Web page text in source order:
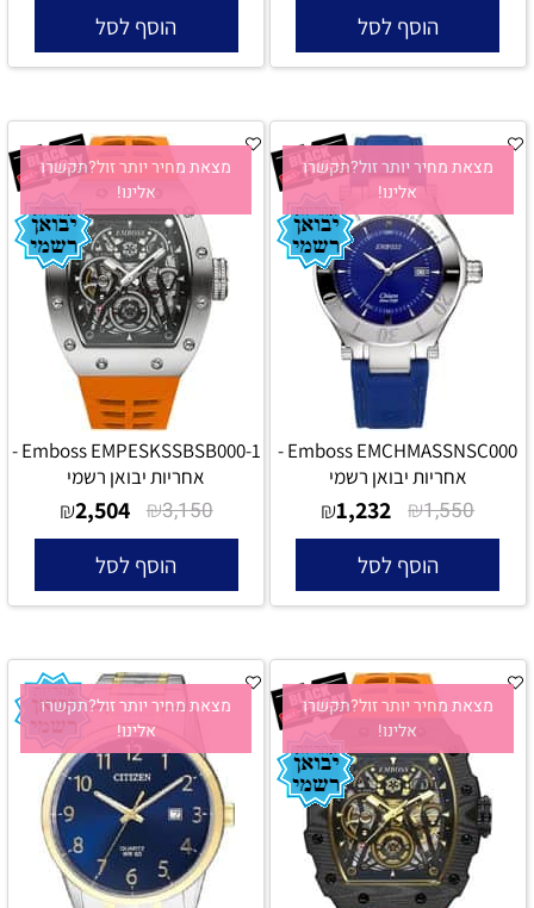
הוסף לסל הוסף לסל
מצאת מחיר יותר זול?תקשרו
אלינו!
Emboss EMCHMASSNSC000 -
אחריות יבואן רשמי
₪1,550
₪1,232
הוסף לסל
מצאת מחיר יותר זול?תקשרו
אלינו!
Emboss EMPESKSSBSB000-1 -
אחריות יבואן רשמי
₪3,150
₪2,504
הוסף לסל
מצאת מחיר יותר זול?תקשרו
אלינו!
מצאת מחיר יותר זול?תקשרו
אלינו!